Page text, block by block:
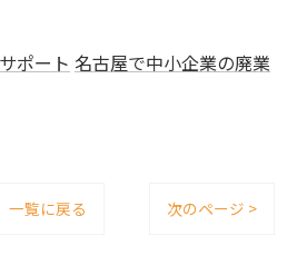
ポート 名古屋で中小企業の廃業
一覧に戻る 次のページ >